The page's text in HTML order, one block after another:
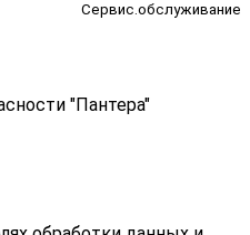
Сервис.обслуживание
"Пантера"